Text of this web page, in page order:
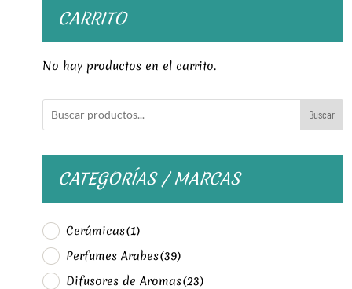
CARRITO
No hay productos en el carrito.
Buscar
CATEGORÍAS / MARCAS
Cerámicas(1)
Perfumes Arabes(39)
Difusores de Aromas(23)